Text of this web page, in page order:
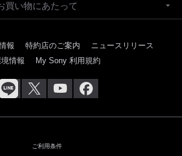
買い物にあたって
報 特約店のご案内
ニュースリリース
情報
My Sony 利用規約
ご利用条件